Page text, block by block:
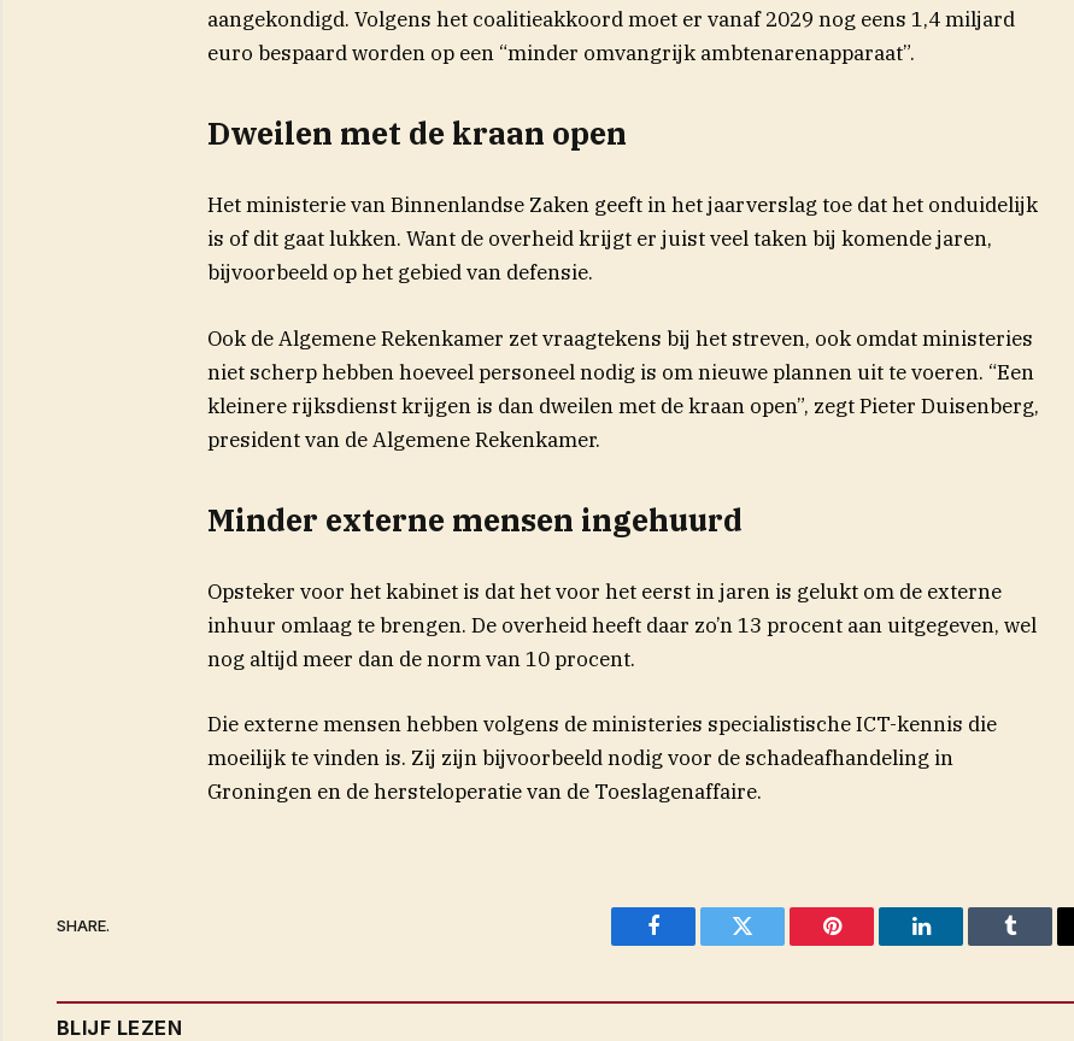
aangekondigd. Volgens het coalitieakkoord moet er vanaf 2029 nog eens 1,4 miljard
euro bespaard worden op een “minder omvangrijk ambtenarenapparaat”.
Dweilen met de kraan open
Het ministerie van Binnenlandse Zaken geeft in het jaarverslag toe dat het onduidelijk
is of dit gaat lukken. Want de overheid krijgt er juist veel taken bij komende jaren,
bijvoorbeeld op het gebied van defensie.
Ook de Algemene Rekenkamer zet vraagtekens bij het streven, ook omdat ministeries
niet scherp hebben hoeveel personeel nodig is om nieuwe plannen uit te voeren. “Een
kleinere rijksdienst krijgen is dan dweilen met de kraan open”, zegt Pieter Duisenberg,
president van de Algemene Rekenkamer.
Minder externe mensen ingehuurd
Opsteker voor het kabinet is dat het voor het eerst in jaren is gelukt om de externe
inhuur omlaag te brengen. De overheid heeft daar zo’n 13 procent aan uitgegeven, wel
nog altijd meer dan de norm van 10 procent.
Die externe mensen hebben volgens de ministeries specialistische ICT-kennis die
moeilijk te vinden is. Zij zijn bijvoorbeeld nodig voor de schadeafhandeling in
Groningen en de hersteloperatie van de Toeslagenaffaire.
SHARE.
Facebook Twitter Pinterest LinkedIn Tumblr
BLIJF LEZEN